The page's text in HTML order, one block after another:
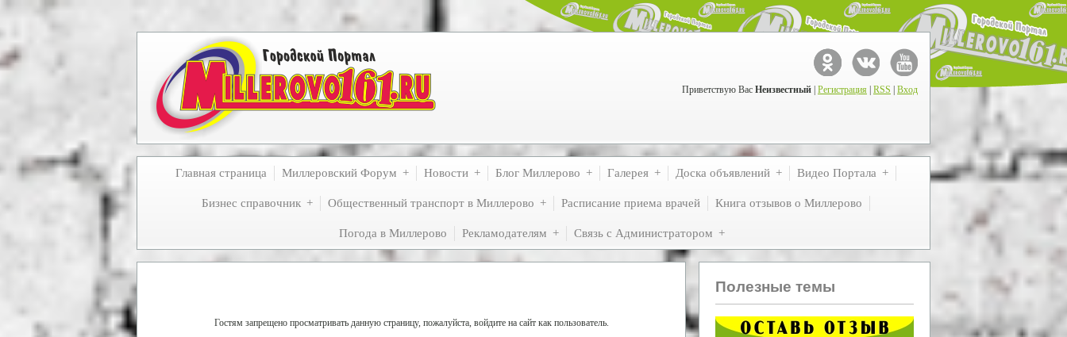
Приветствую Вас Неизвестный Регистрация RSS Вход
Главная страница Миллеровский Форум Новости Блог Миллерово Галерея Доска объявлений Видео Портала
Бизнес справочник Общественный транспорт в Миллерово Расписание приема врачей Книга отзывов о Миллерово
Погода в Миллерово Рекламодателям Связь с Администратором
Гостям запрещено просматривать данную страницу, пожалуйста, войдите на сайт как пользователь.
Полезные темы